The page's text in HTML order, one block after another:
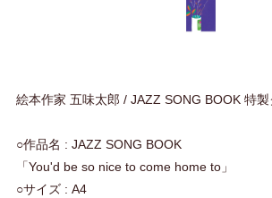
絵本作家 五味太郎 / JAZZ SONG BOOK 特
○作品名 : JAZZ SONG BOOK
「You'd be so nice to come home to」
○サイズ : A4